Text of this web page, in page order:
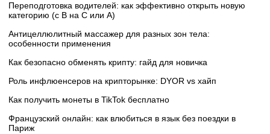
Переподготовка водителей: как эффективно открыть новую
категорию (с B на C или А)
Антицеллюлитный массажер для разных зон тела:
особенности применения
Как безопасно обменять крипту: гайд для новичка
Роль инфлюенсеров на крипторынке: DYOR vs хайп
Как получить монеты в TikTok бесплатно
Французский онлайн: как влюбиться в язык без поездки в
Париж